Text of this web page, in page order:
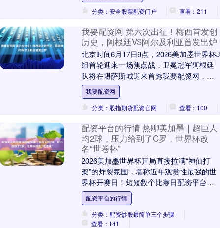
分类：安全股票配资门户
查看：211
我要配资网 第六次出征！梅西首发创
历史，阿根廷VS阿尔及利亚首发出炉
北京时间6月17日9点，2026美加墨世界杯J
组首轮迎来一场焦点战，卫冕冠军阿根廷
队将在堪萨斯城迎来首秀我要配资网，对
阵“非洲之狐”阿尔及利亚。 本场梅西首发
出....
我要配资网
分类：股指期货配资官网
查看：100
配资平台的行情 热聊美加墨｜超巨人
均2球，压力给到了C罗，世界杯改
名“世卷杯”
2026美加墨世界杯开局直接拉满“神仙打
架”的炸裂氛围，堪称近年观赏性最强的世
界杯开赛日！短短数个比赛日配资平台的
行情，足坛顶尖超级巨星集体状态爆棚、
火力全开，....
配资平台的行情
分类：配资炒股最简单三个步骤
查看：141